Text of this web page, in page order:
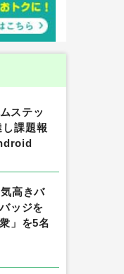
ステッ
課題報
高きバ
ッジを
」を5名